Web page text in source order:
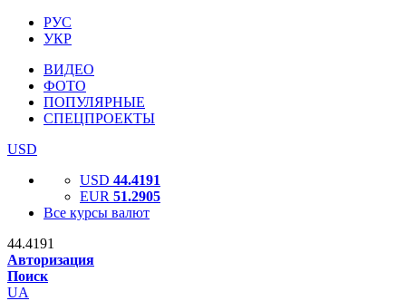
РУС
УКР
ВИДЕО
ФОТО
ПОПУЛЯРНЫЕ
СПЕЦПРОЕКТЫ
USD
USD 44.4191
EUR 51.2905
Все курсы валют
44.4191
Авторизация
Поиск
UA